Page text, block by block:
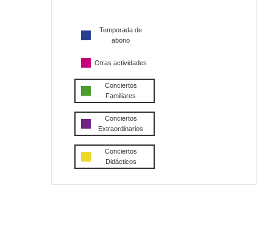
Temporada de
abono
Otras actividades
Conciertos
Familiares
Conciertos
Extraordinarios
Conciertos
Didácticos